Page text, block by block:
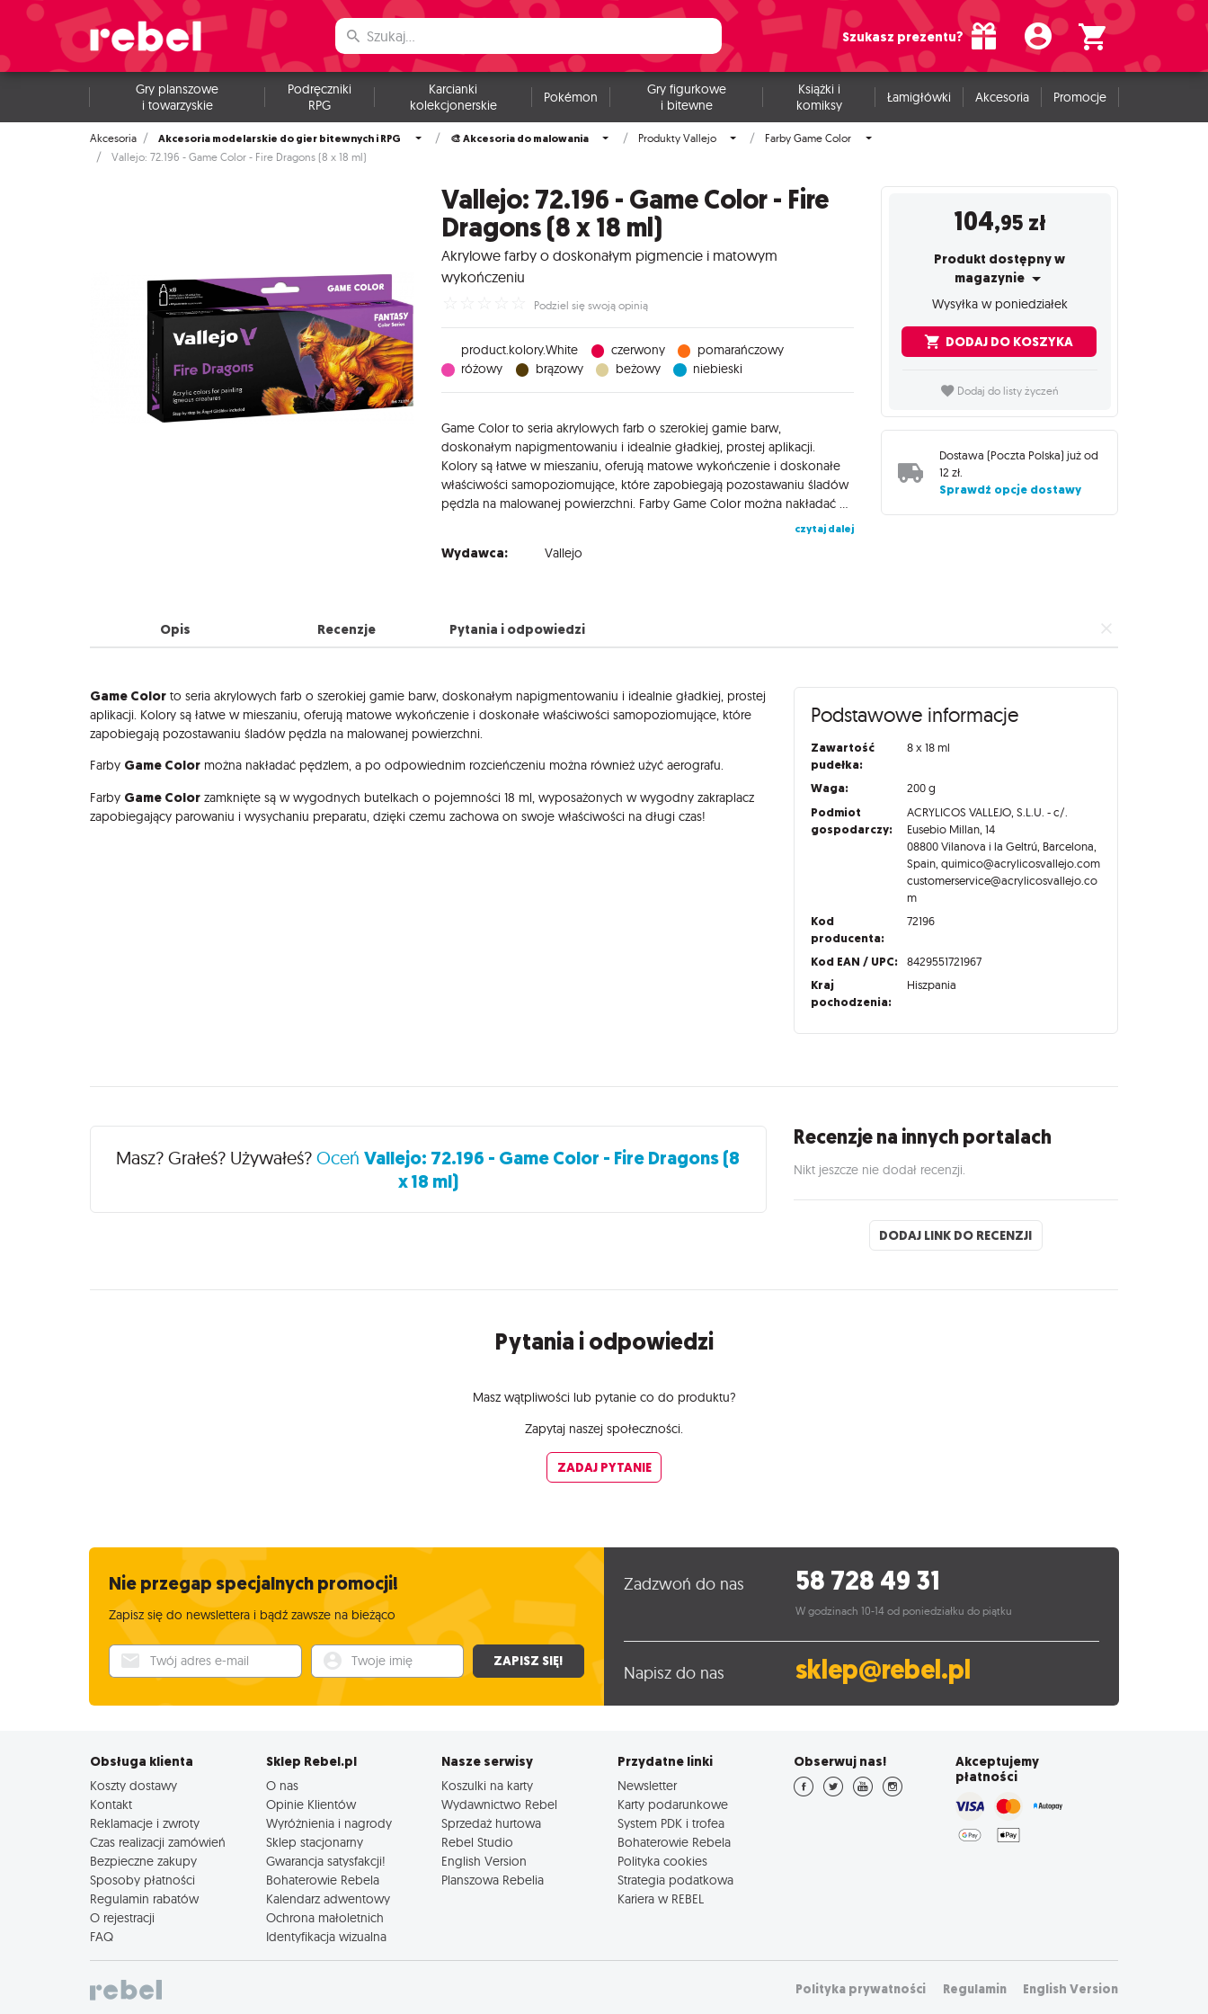
Szukasz prezentu?
Gry planszowe
i towarzyskie
Podręczniki
RPG
Karcianki
kolekcjonerskie
Pokémon
Gry figurkowe
i bitewne
Książki i
komiksy
Łamigłówki Akcesoria Promocje
Akcesoria Akcesoria modelarskie do gier bitewnych i RPG 🎨 Akcesoria do malowania Produkty Vallejo
Farby Game Color
Vallejo: 72.196 - Game Color - Fire Dragons (8 x 18 ml)
Vallejo: 72.196 - Game Color - Fire
Dragons (8 x 18 ml)
Akrylowe farby o doskonałym pigmencie i matowym
wykończeniu
Podziel się swoją opinią
product.kolory.White czerwony
pomarańczowy
różowy
brązowy beżowy niebieski
Game Color to seria akrylowych farb o szerokiej gamie barw,
doskonałym napigmentowaniu i idealnie gładkiej, prostej aplikacji.
Kolory są łatwe w mieszaniu, oferują matowe wykończenie i doskonałe
właściwości samopoziomujące, które zapobiegają pozostawaniu śladów
czytaj dalej
Wydawca: Vallejo
104,95 zł
Produkt dostępny w
magazynie
Wysyłka w poniedziałek
DODAJ DO KOSZYKA
Dodaj do listy życzeń
Dostawa (Poczta Polska) już od
12 zł.
Sprawdź opcje dostawy
Opis Recenzje Pytania i odpowiedzi
Opis
Game Color to seria akrylowych farb o szerokiej gamie barw, doskonałym napigmentowaniu i idealnie gładkiej, prostej
aplikacji. Kolory są łatwe w mieszaniu, oferują matowe wykończenie i doskonałe właściwości samopoziomujące, które
zapobiegają pozostawaniu śladów pędzla na malowanej powierzchni.
Farby Game Color można nakładać pędzlem, a po odpowiednim rozcieńczeniu można również użyć aerografu.
Farby Game Color zamknięte są w wygodnych butelkach o pojemności 18 ml, wyposażonych w wygodny zakraplacz
zapobiegający parowaniu i wysychaniu preparatu, dzięki czemu zachowa on swoje właściwości na długi czas!
Podstawowe informacje
Zawartość
pudełka:
8 x 18 ml
Waga: 200 g
Podmiot
gospodarczy:
ACRYLICOS VALLEJO, S.L.U. - c/.
Eusebio Millan, 14
08800 Vilanova i la Geltrú, Barcelona,
Spain, quimico@acrylicosvallejo.com
customerservice@acrylicosvallejo.co
m
Kod
producenta:
72196
Kod EAN / UPC: 8429551721967
Kraj
pochodzenia:
Hiszpania
Recenzje
Masz? Grałeś? Używałeś?OceńVallejo: 72.196 - Game Color - Fire Dragons (8
x 18 ml)
Recenzje na innych portalach
Nikt jeszcze nie dodał recenzji.
DODAJ LINK DO RECENZJI
Pytania i odpowiedzi
Masz wątpliwości lub pytanie co do produktu?
Zapytaj naszej społeczności.
ZADAJ PYTANIE
Nie przegap specjalnych promocji!
Zapisz się do newslettera i bądź zawsze na bieżąco
Twój adres e-mail Twoje imię ZAPISZ SIĘ!
Zadzwoń do nas 58 728 49 31
W godzinach 10-14 od poniedziałku do piątku
Napisz do nas sklep@rebel.pl
Obsługa klienta
Koszty dostawy
Kontakt
Reklamacje i zwroty
Czas realizacji zamówień
Bezpieczne zakupy
Sposoby płatności
Regulamin rabatów
O rejestracji
FAQ
Sklep Rebel.pl
O nas
Opinie Klientów
Wyróżnienia i nagrody
Sklep stacjonarny
Gwarancja satysfakcji!
Bohaterowie Rebela
Kalendarz adwentowy
Ochrona małoletnich
Identyfikacja wizualna
Nasze serwisy
Koszulki na karty
Wydawnictwo Rebel
Sprzedaż hurtowa
Rebel Studio
English Version
Planszowa Rebelia
Przydatne linki
Newsletter
Karty podarunkowe
System PDK i trofea
Bohaterowie Rebela
Polityka cookies
Strategia podatkowa
Kariera w REBEL
Obserwuj nas!
Akceptujemy
płatności
Polityka prywatności Regulamin English Version